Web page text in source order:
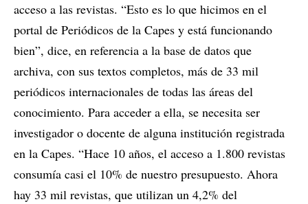
acceso a las revistas. “Esto es lo que hicimos en el
portal de Periódicos de la Capes y está funcionando
bien”, dice, en referencia a la base de datos que
archiva, con sus textos completos, más de 33 mil
periódicos internacionales de todas las áreas del
conocimiento. Para acceder a ella, se necesita ser
investigador o docente de alguna institución registrada
en la Capes. “Hace 10 años, el acceso a 1.800 revistas
consumía casi el 10% de nuestro presupuesto. Ahora
hay 33 mil revistas, que utilizan un 4,2% del